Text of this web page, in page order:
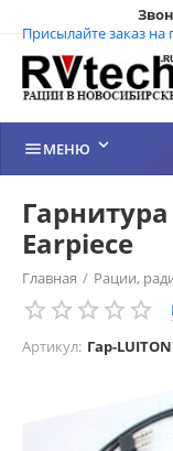
Присылайте заказ
МЕНЮ 
Earpiece
Главная / Рации,
LUITON /
Артикул: Гар-